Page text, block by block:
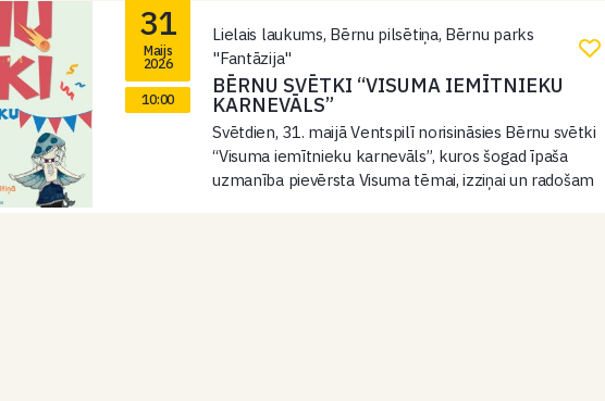
31
Maijs
2026
10:00
Lielais laukums, Bērnu pilsētiņa, Bērnu parks
"Fantāzija"
BĒRNU SVĒTKI “VISUMA IEMĪTNIEKU
KARNEVĀLS”
Svētdien, 31. maijā Ventspilī norisināsies Bērnu svētki
“Visuma iemītnieku karnevāls”, kuros šogad īpaša
uzmanība pievērsta Visuma tēmai, izziņai un radošam